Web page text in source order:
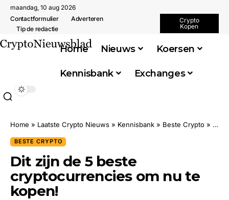
maandag, 10 aug 2026
Contactformulier
Adverteren
Tip de redactie
Crypto
Kopen
Home Nieuws Koersen
Kennisbank Exchanges
Home » Laatste Crypto Nieuws » Kennisbank » Beste Crypto » Dit
BESTE CRYPTO
Dit zijn de 5 beste
cryptocurrencies om nu te
kopen!